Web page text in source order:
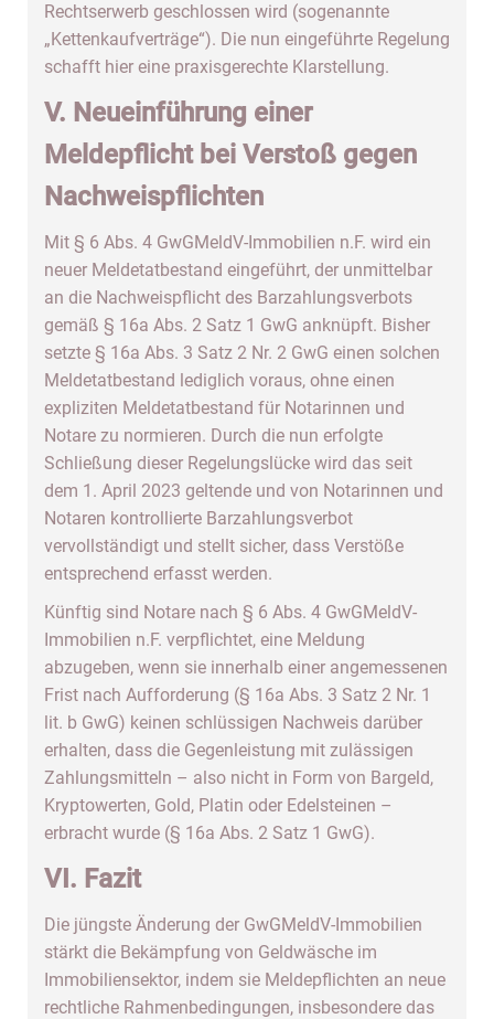
Rechtserwerb geschlossen wird (sogenannte
„Kettenkaufverträge“). Die nun eingeführte Regelung
schafft hier eine praxisgerechte Klarstellung.
V. Neueinführung einer
Meldepflicht bei Verstoß gegen
Nachweispflichten
Mit § 6 Abs. 4 GwGMeldV-Immobilien n.F. wird ein
neuer Meldetatbestand eingeführt, der unmittelbar
an die Nachweispflicht des Barzahlungsverbots
gemäß § 16a Abs. 2 Satz 1 GwG anknüpft. Bisher
setzte § 16a Abs. 3 Satz 2 Nr. 2 GwG einen solchen
Meldetatbestand lediglich voraus, ohne einen
expliziten Meldetatbestand für Notarinnen und
Notare zu normieren. Durch die nun erfolgte
Schließung dieser Regelungslücke wird das seit
dem 1. April 2023 geltende und von Notarinnen und
Notaren kontrollierte Barzahlungsverbot
vervollständigt und stellt sicher, dass Verstöße
entsprechend erfasst werden.
Künftig sind Notare nach § 6 Abs. 4 GwGMeldV-
Immobilien n.F. verpflichtet, eine Meldung
abzugeben, wenn sie innerhalb einer angemessenen
Frist nach Aufforderung (§ 16a Abs. 3 Satz 2 Nr. 1
lit. b GwG) keinen schlüssigen Nachweis darüber
erhalten, dass die Gegenleistung mit zulässigen
Zahlungsmitteln – also nicht in Form von Bargeld,
Kryptowerten, Gold, Platin oder Edelsteinen –
erbracht wurde (§ 16a Abs. 2 Satz 1 GwG).
VI. Fazit
Die jüngste Änderung der GwGMeldV-Immobilien
stärkt die Bekämpfung von Geldwäsche im
Immobiliensektor, indem sie Meldepflichten an neue
rechtliche Rahmenbedingungen, insbesondere das